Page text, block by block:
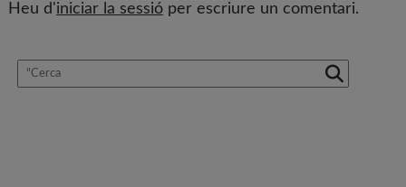
Heu d'iniciar la sessióper escriure un comentari.